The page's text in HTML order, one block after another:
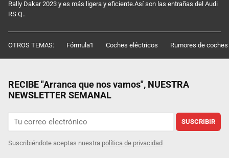
Rally Dakar 2023 y es más ligera y eficiente.Así son las entrañas del Audi
RS Q..
OTROS TEMAS: Fórmula1 Coches eléctricos Rumores de coches
RECIBE "Arranca que nos vamos", NUESTRA
NEWSLETTER SEMANAL
SUSCRIBIR
Suscribiéndote aceptas nuestra política de privacidad